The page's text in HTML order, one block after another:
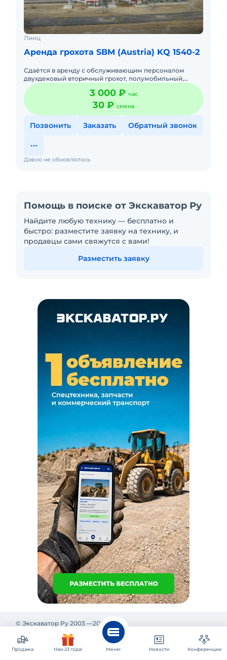
Линц
Аренда грохота SBM (Austria) KQ 1540-2
Сдаётся в аренду с обслуживающим персоналом
двухдековый вторичный грохот, полумобильный,
электрический. Производительность до 200т\ч.
Загрузка в грохот только с
3 000 ₽ час
30 ₽ смена
Позвонить Заказать Обратный звонок
Давно не обновлялось
Помощь в поиске от Экскаватор Ру
Найдите любую технику — бесплатно и
быстро: разместите заявку на технику, и
продавцы сами свяжутся с вами!
Разместить заявку
© Экскаватор Ру 2003 —2026
Пользовательское соглашение
Политика конфиденциальности
Реклама на Экскаватор Ру
Реклама и информация на Экскаватор.Ру предназначены
Продажа Нам 23 года! Меню Новости Конференции